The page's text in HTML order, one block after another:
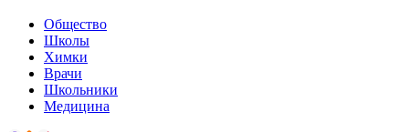
Общество
Школы
Химки
Врачи
Школьники
Медицина